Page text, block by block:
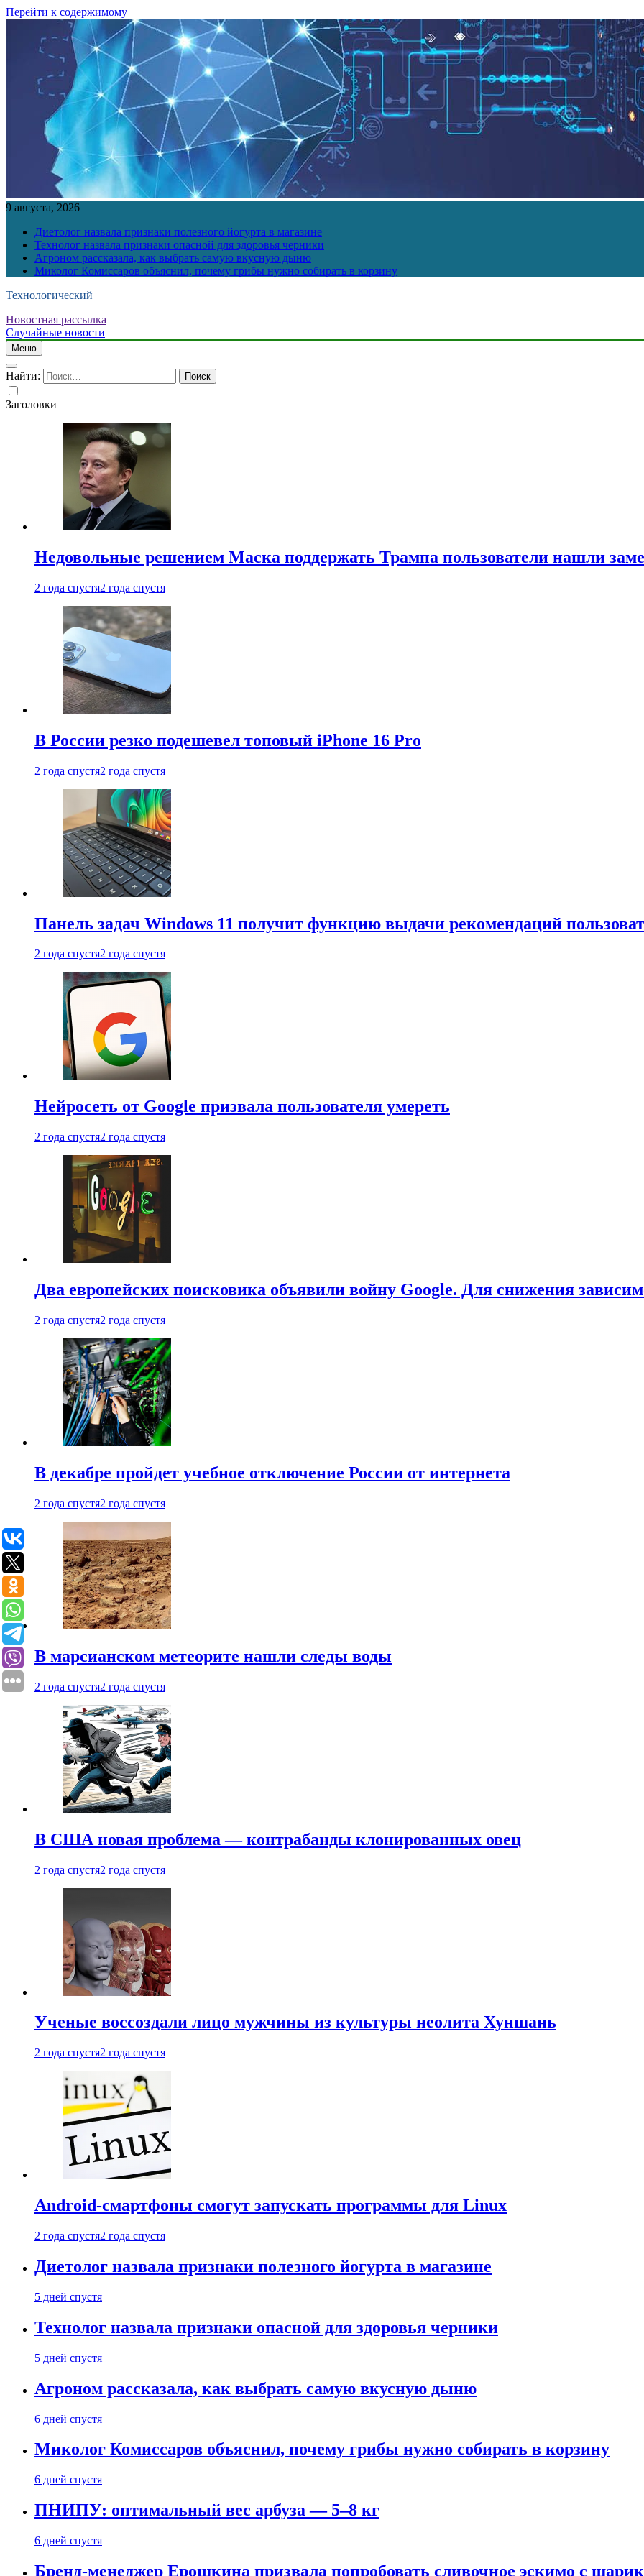
Перейти к содержимому
9 августа, 2026
Диетолог назвала признаки полезного йогурта в магазине
Технолог назвала признаки опасной для здоровья черники
Агроном рассказала, как выбрать самую вкусную дыню
Миколог Комиссаров объяснил, почему грибы нужно собирать в корзину
Технологический
Новостная рассылка
Случайные новости
Меню
Найти:
Заголовки
Недовольные решением Маска поддержать Трампа пользователи нашли
2 года спустя2 года спустя
В России резко подешевел топовый iPhone 16 Pro
2 года спустя2 года спустя
Панель задач Windows 11 получит функцию выдачи рекомендаций
2 года спустя2 года спустя
Нейросеть от Google призвала пользователя умереть
2 года спустя2 года спустя
Два европейских поисковика объявили войну Google. Для снижения
2 года спустя2 года спустя
В декабре пройдет учебное отключение России от интернета
2 года спустя2 года спустя
В марсианском метеорите нашли следы воды
2 года спустя2 года спустя
В США новая проблема — контрабанды клонированных овец
2 года спустя2 года спустя
Ученые воссоздали лицо мужчины из культуры неолита Хуншань
2 года спустя2 года спустя
Android-смартфоны смогут запускать программы для Linux
2 года спустя2 года спустя
Диетолог назвала признаки полезного йогурта в магазине
5 дней спустя
Технолог назвала признаки опасной для здоровья черники
5 дней спустя
Агроном рассказала, как выбрать самую вкусную дыню
6 дней спустя
Миколог Комиссаров объяснил, почему грибы нужно собирать в корзину
6 дней спустя
ПНИПУ: оптимальный вес арбуза — 5–8 кг
6 дней спустя
Бренд-менеджер Ерошкина призвала попробовать сливочное эскимо с